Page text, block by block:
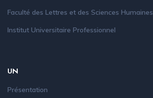
Faculté des Lettres et des Sciences Humaines
Institut Universitaire Professionnel
UN
Présentation